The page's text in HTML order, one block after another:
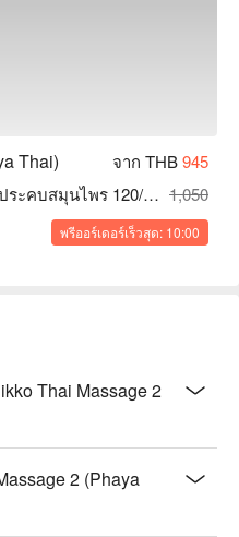
Thai) จาก THB945
นวดเท้าและนวดแผนไทยพร้อมประคบสมุนไพร 120/150/180 นาที 1,050
พรีออร์เดอร์เร็วสุด: 10:00
Thai Massage 2
2 (Phaya